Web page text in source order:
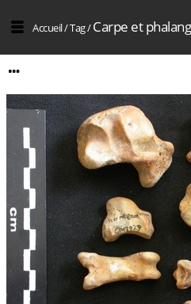
Accueil/Tag/Carpe et